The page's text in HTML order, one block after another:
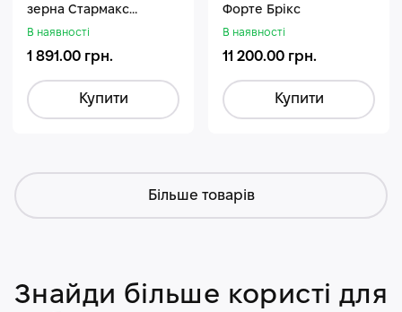
зерна Стармакс
Гуміфос
В наявності
1 891.00 грн.
Купити
Форте Брікс
В наявності
11 200.00 грн.
Купити
Більше товарів
Знайди більше користі для